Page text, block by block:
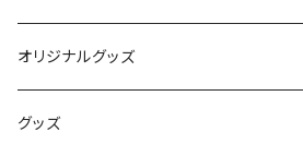
コメディ
ファンタジー/アドベンチャー
New Order
Jazz
オリジナルグッズ
コーヒー
グッズ